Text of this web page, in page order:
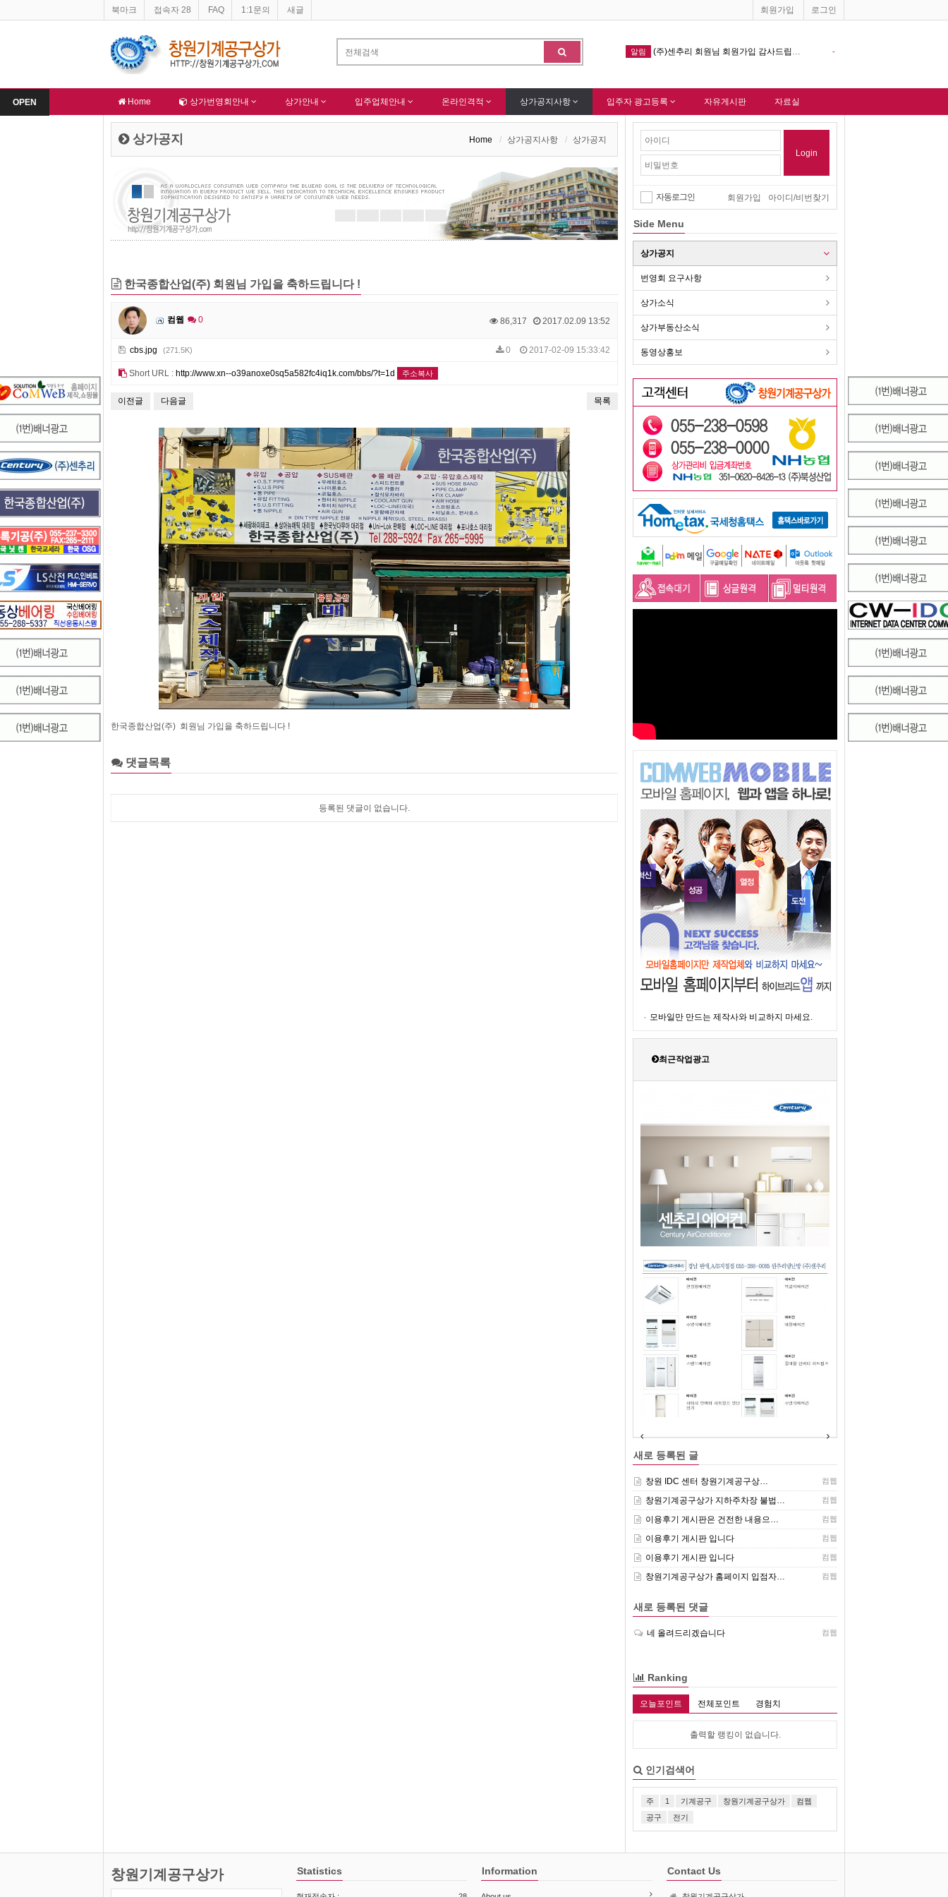
OPEN
북마크 접속자 28 FAQ 1:1문의 새글 회원가입 로그인
창원기계공구상가 홈페이지 네이버 등록완료 - 알림 한국종합산업(주) 회원님 가입을 축하드립니다 ! (주)센추리 회원님 회원가입 감사드립니다. 알림 창원기계공구상가 홈페이지 다음포털 싸이트 등록완료 !!!
Home 상가번영회안내 상가안내 입주업체안내 온라인격적 상가공지사항 입주자 광고등록 자유게시판 자료실
상가공지 Home 상가공지사항 상가공지
한국종합산업(주) 회원님 가입을 축하드립니다 !
컴웹 0 86,317 2017.02.09 13:52
cbs.jpg (271.5K) 0 2017-02-09 15:33:42
Short URL : http://www.xn--o39anoxe0sq5a582fc4iq1k.com/bbs/?t=1d 주소복사
이전글 다음글 목록
한국종합산업(주) 회원님 가입을 축하드립니다 !
댓글목록
등록된 댓글이 없습니다.
Login
자동로그인 아이디/비번찾기
회원가입
Side Menu
상가공지
번영회 요구사항
상가소식
상가부동산소식
동영상홍보
모바일만 만드는 제작사와 비교하지 마세요.
최근작업광고
새로 등록된 글
창원 IDC 센터 창원기계공구상… 컴웹
창원기계공구상가 지하주차장 불법… 컴웹
이용후기 게시판은 건전한 내용으… 컴웹
이용후기 게시판 입니다 컴웹
이용후기 게시판 입니다 컴웹
창원기계공구상가 홈페이지 입점자… 컴웹
새로 등록된 댓글
네 올려드리겠습니다 컴웹
Ranking
오늘포인트 전체포인트 경험치
출력할 랭킹이 없습니다.
인기검색어
주 1 기계공구 창원기계공구상가
컴웹
공구
전기
창원기계공구상가 Statistics Information Contact Us